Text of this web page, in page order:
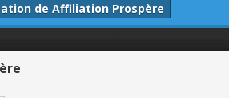
de Affiliation Prospère